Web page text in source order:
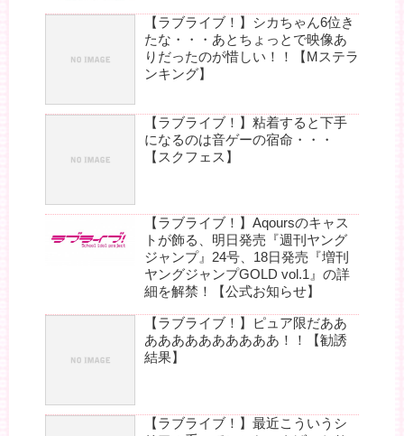
【ラブライブ！】シカちゃん6位き
たな・・・あとちょっとで映像あ
りだったのが惜しい！！【Mステラ
ンキング】
【ラブライブ！】粘着すると下手
になるのは音ゲーの宿命・・・
【スクフェス】
【ラブライブ！】Aqoursのキャス
トが飾る、明日発売『週刊ヤング
ジャンプ』24号、18日発売『増刊
ヤングジャンプGOLD vol.1』の詳
細を解禁！【公式お知らせ】
【ラブライブ！】ピュア限だああ
ああああああああああ！！【勧誘
結果】
【ラブライブ！】最近こういうシ